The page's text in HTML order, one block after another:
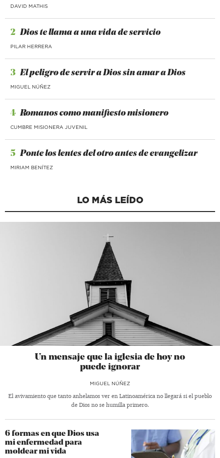
DAVID MATHIS
2 Dios te llama a una vida de servicio
PILAR HERRERA
3 El peligro de servir a Dios sin amar a Dios
MIGUEL NÚÑEZ
4 Romanos como manifiesto misionero
CUMBRE MISIONERA JUVENIL
5 Ponte los lentes del otro antes de evangelizar
MIRIAM BENÍTEZ
LO MÁS LEÍDO
Un mensaje que la iglesia de hoy no
puede ignorar
MIGUEL NÚÑEZ
El avivamiento que tanto anhelamos ver en Latinoamérica no llegará si el pueblo
de Dios no se humilla primero.
6 formas en que Dios usa
mi enfermedad para
moldear mi vida